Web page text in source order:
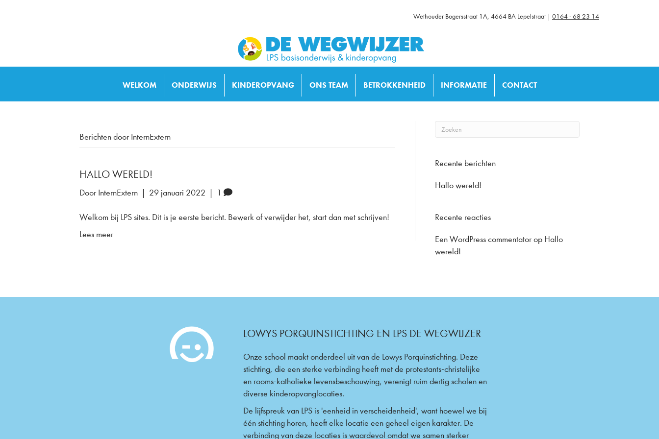
Wethouder Bogersstraat 1A, 4664 BA Lepelstraat | 0164 - 68 23 14
WELKOM ONDERWIJS KINDEROPVANG ONS TEAM BETROKKENHEID INFORMATIE CONTACT
Berichten door InternExtern
HALLO WERELD!
Door InternExtern 29 januari 2022 1
Welkom bij LPS sites. Dit is je eerste bericht. Bewerk of verwijder het, start dan met schrijven!
Lees meer
Recente berichten
Hallo wereld!
Recente reacties
Een WordPress commentatorop Hallo
wereld!
LOWYS PORQUINSTICHTING EN LPS DE WEGWIJZER
Onze school maakt onderdeel uit van de Lowys Porquinstichting. Deze
stichting, die een sterke verbinding heeft met de protestants-christelijke
en rooms-katholieke levensbeschouwing, verenigt ruim dertig scholen en
diverse kinderopvanglocaties.
De lijfspreuk van LPS is 'eenheid in verscheidenheid', want hoewel we bij
één stichting horen, heeft elke locatie een geheel eigen karakter. De
verbinding van deze locaties is waardevol omdat we samen sterker